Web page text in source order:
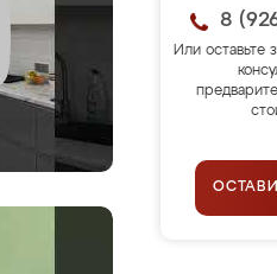
8
Или оставьте